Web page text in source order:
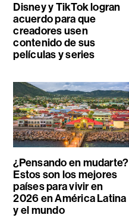
Disney y TikTok logran
acuerdo para que
creadores usen
contenido de sus
películas y series
¿Pensando en mudarte?
Estos son los mejores
países para vivir en
2026 en América Latina
y el mundo